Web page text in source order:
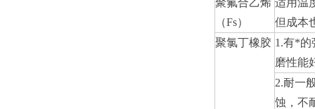
聚氟合乙烯
（Fs）
适用温
但成本
聚氯丁橡胶 1.有*的
磨性能
2.耐一
蚀，不